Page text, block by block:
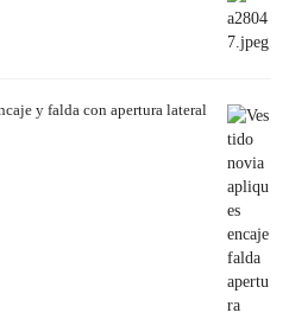
y falda con apertura lateral